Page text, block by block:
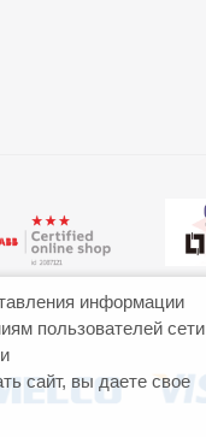
информации
пользователей сети
сайт, вы даете свое